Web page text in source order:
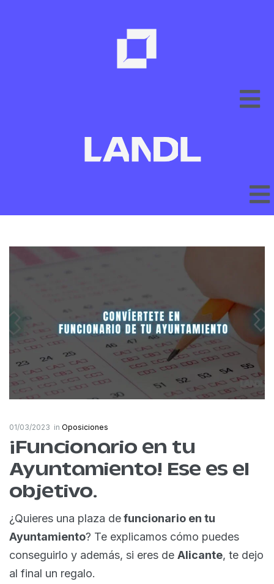
01/03/2023 in Oposiciones
¡Funcionario en tu
Ayuntamiento! Ese es el
objetivo.
¿Quieres una plaza defuncionario en tu
Ayuntamiento? Te explicamos cómo puedes
conseguirlo y además, si eres de Alicante, te dejo
al final un regalo.